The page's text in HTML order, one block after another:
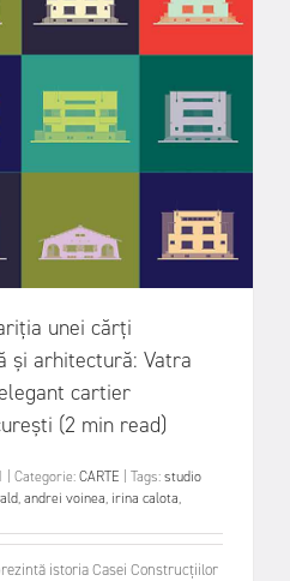
unei cărți
și arhitectură: Vatra
cartier
(2 min read)
Categorie:CARTE Tags:studio
,andrei voinea, irina calota,
istoria Casei Construcțiilor